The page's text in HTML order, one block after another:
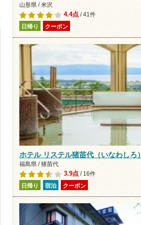
山形県 / 米沢
4.4点/ 41件
日帰り クーポン
ホテル リステル猪苗代（いなわしろ）
福島県 / 猪苗代
3.9点/ 16件
日帰り 宿泊 クーポン